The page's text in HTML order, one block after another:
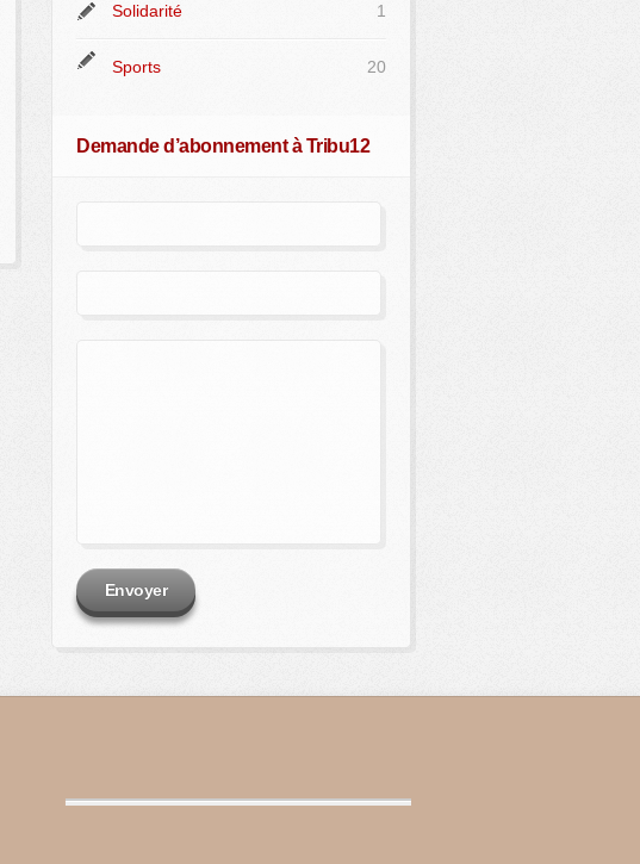
Solidarité 1
Sports 20
Demande d’abonnement à Tribu12
Envoyer